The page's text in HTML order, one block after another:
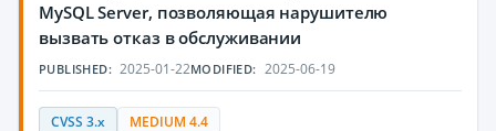
MySQL Server, позволяющая нарушителю
вызвать отказ в обслуживании
PUBLISHED: 2025-01-22MODIFIED: 2025-06-19
CVSS 3.x MEDIUM 4.4